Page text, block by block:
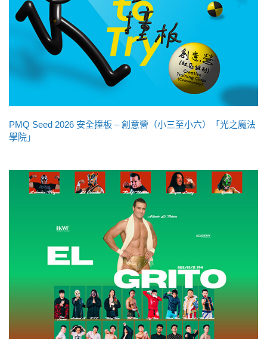
PMQ Seed 2026 安全撞板 – 創意營（小三至小六）「光之魔法
學院」